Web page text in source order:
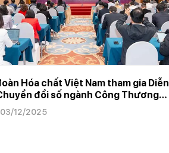
Hóa chất Việt Nam tham gia Diễn
đổi số ngành Công Thương
12/2025